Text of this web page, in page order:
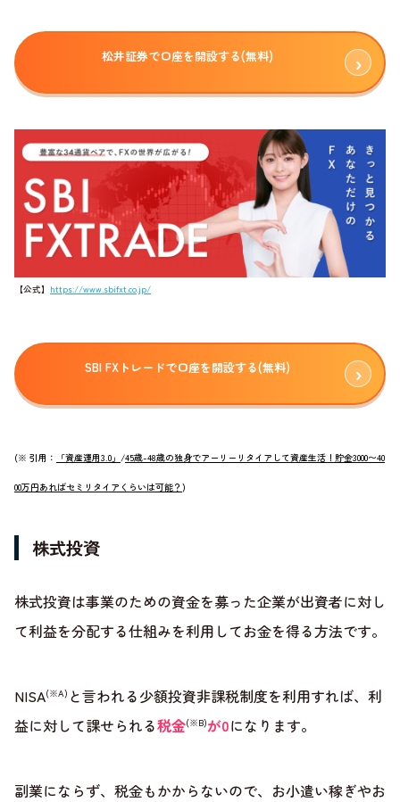
松井証券で口座を開設する(無料)
【公式】 https://www.sbifxt.co.jp/
SBI FXトレードで口座を開設する(無料)
(※ 引用： 「資産運用3.0」 /45歳-48歳の独身でアーリーリタイアして資産生活！貯金3000〜40
00万円あればセミリタイアくらいは可能？ )
株式投資
株式投資は事業のための資金を募った企業が出資者に対し
て利益を分配する仕組みを利用してお金を得る方法です。
NISA(※A) と言われる少額投資非課税制度を利用すれば、利
益に対して課せられる税金(※B)が0になります。
副業にならず、税金もかからないので、お小遣い稼ぎやお